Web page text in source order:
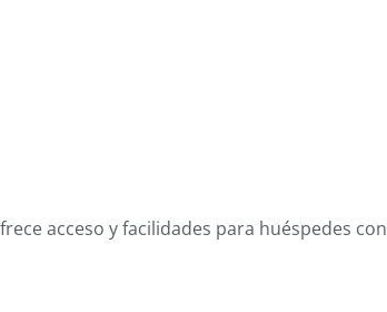
acceso y facilidades para huéspedes